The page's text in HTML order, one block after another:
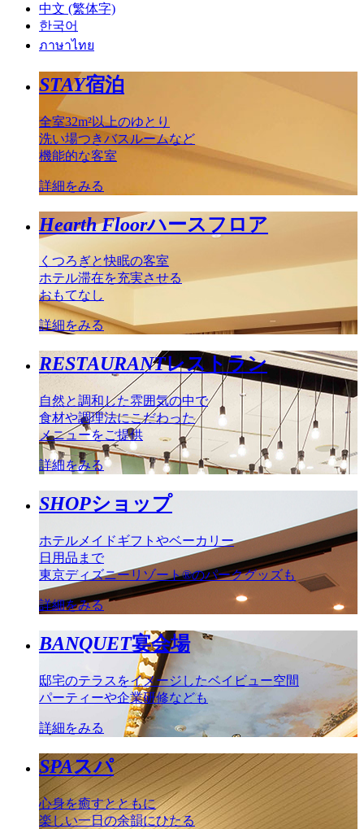
中文 (繁体字)
한국어
ภาษาไทย
STAY宿泊
全室32m²以上のゆとり
洗い場つきバスルームなど
機能的な客室
詳細をみる
Hearth Floorハースフロア
くつろぎと快眠の客室
ホテル滞在を充実させる
おもてなし
詳細をみる
RESTAURANTレストラン
自然と調和した雰囲気の中で
食材や調理法にこだわった
メニューをご提供
詳細をみる
SHOPショップ
ホテルメイドギフトやベーカリー
日用品まで
東京ディズニーリゾート®のパークグッズも
詳細をみる
BANQUET宴会場
邸宅のテラスをイメージしたベイビュー空間
パーティーや企業研修なども
詳細をみる
SPAスパ
心身を癒すとともに
楽しい一日の余韻にひたる